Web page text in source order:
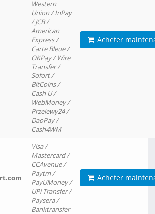
Western
Union / InPay
/ JCB /
American
Express /
Carte Bleue /
OKPay / Wire
Transfer /
Sofort /
BitCoins /
Cash U /
WebMoney /
Przelewy24 /
DaoPay /
Cash4WM
Acheter
Visa /
Mastercard /
CCAvenue /
Paytm /
PayUMoney /
UPi Transfer /
Paysera /
Banktransfer
Acheter